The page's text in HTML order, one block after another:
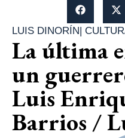
LUIS DINORÍN|
La última
un
Luis
Barrios /